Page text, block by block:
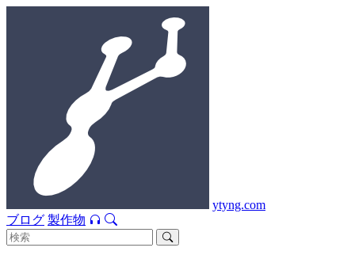
ytyng.com
ブログ 製作物